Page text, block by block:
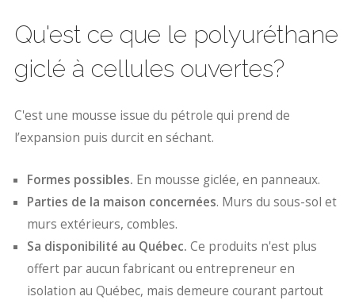
Qu'est ce que le polyuréthane
giclé à cellules ouvertes?
C'est une mousse issue du pétrole qui prend de
l’expansion puis durcit en séchant.
Formes possibles. En mousse giclée, en panneaux.
Parties de la maison concernées. Murs du sous-sol et
murs extérieurs, combles.
Sa disponibilité au Québec. Ce produits n'est plus
offert par aucun fabricant ou entrepreneur en
isolation au Québec, mais demeure courant partout